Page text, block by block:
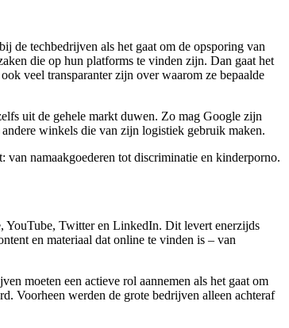
de techbedrijven als het gaat om de opsporing van
die op hun platforms te vinden zijn. Dan gaat het
veel transparanter zijn over waarom ze bepaalde
uit de gehele markt duwen. Zo mag Google zijn
winkels die van zijn logistiek gebruik maken.
namaakgoederen tot discriminatie en kinderporno.
YouTube, Twitter en LinkedIn. Dit levert enerzijds
en materiaal dat online te vinden is – van
moeten een actieve rol aannemen als het gaat om
Voorheen werden de grote bedrijven alleen achteraf